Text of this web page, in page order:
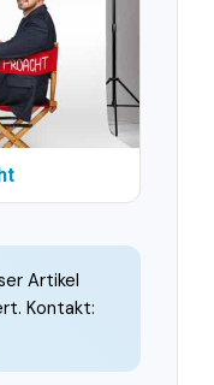
Artikel
Kontakt: